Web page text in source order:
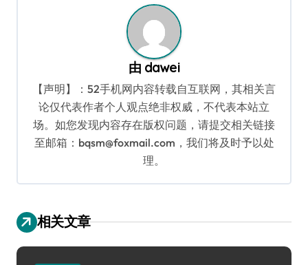
由 dawei
【声明】：52手机网内容转载自互联网，其相关言
论仅代表作者个人观点绝非权威，不代表本站立
场。如您发现内容存在版权问题，请提交相关链接
至邮箱：bqsm@foxmail.com，我们将及时予以处
理。
相关文章